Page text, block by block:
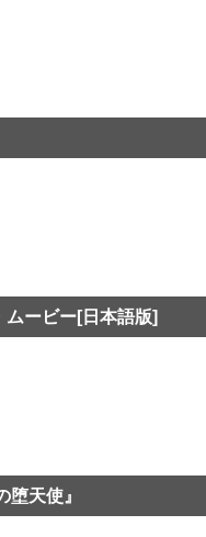
ービー[日本語版]
天使』